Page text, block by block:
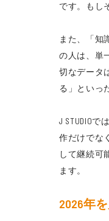
です。もし
また、「知
の人は、単
切なデータ
る」といっ
J STUDIO
作だけでな
して継続可
ます。
2026年